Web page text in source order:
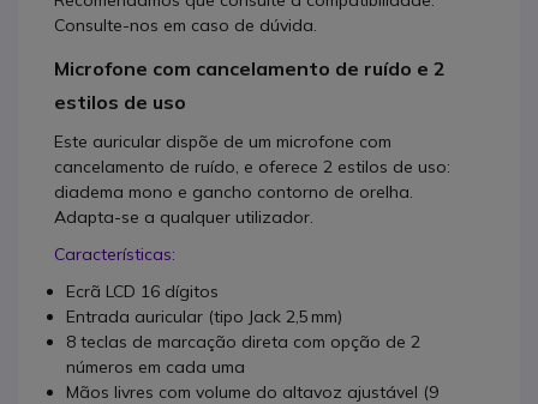
Consulte-nos em caso de dúvida.
Microfone com cancelamento de ruído e 2
estilos de uso
Este auricular dispõe de um microfone com
cancelamento de ruído, e oferece 2 estilos de uso:
diadema mono e gancho contorno de orelha.
Adapta-se a qualquer utilizador.
Características:
Ecrã LCD 16 dígitos
Entrada auricular (tipo Jack 2,5 mm)
8 teclas de marcação direta com opção de 2
números em cada uma
Mãos livres com volume do altavoz ajustável (9